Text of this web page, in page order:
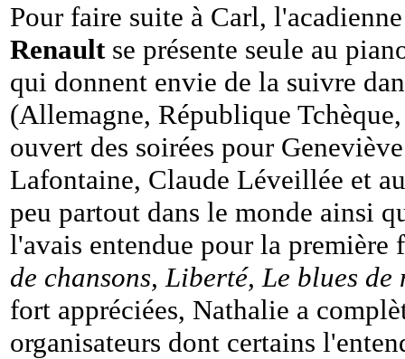
Pour faire suite à Carl,
Renaultse présente seule au
qui donnent envie de la suivre
(Allemagne, République
ouvert des soirées pour
Lafontaine, Claude Léveillée et
peu partout dans le monde ainsi
l'avais entendue pour la première
de chansons, Liberté, Le blues
fort appréciées, Nathalie a
organisateurs dont certains